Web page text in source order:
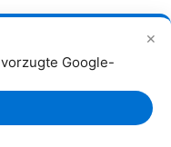
✕
Google-
und Koo